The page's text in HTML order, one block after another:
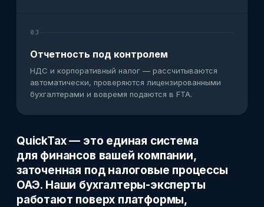
03
Отчетность под контролем
НДС и корпоративный налог — рассчитываются
автоматически, проверяются лицензированными
бухгалтерами и вовремя подаются в FTA.
QuickTax — это единая система
для финансов вашей компании,
заточенная под налоговые процессы
ОАЭ. Наши бухгалтеры-эксперты
работают поверх платформы,